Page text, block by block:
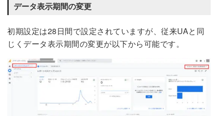
データ表示期間の変更
初期設定は28日間で設定されていますが、従来UAと同
じくデータ表示期間の変更が以下から可能です。